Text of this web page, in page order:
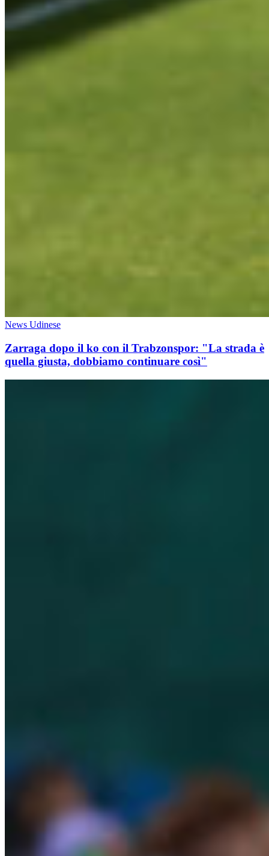
News Udinese
Zarraga dopo il ko con il Trabzonspor: "La strada è
quella giusta, dobbiamo continuare così"